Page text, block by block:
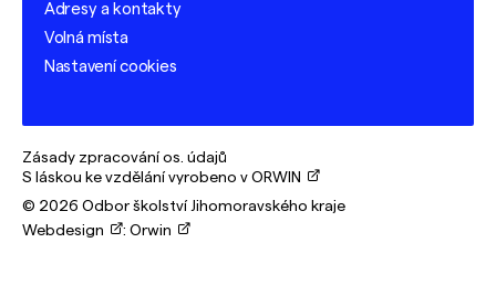
Adresy a kontakty
Volná místa
Nastavení cookies
Zásady zpracování os. údajů
S láskou ke vzdělání vyrobeno v ORWIN
© 2026 Odbor školství Jihomoravského kraje
Webdesign
: Orwin